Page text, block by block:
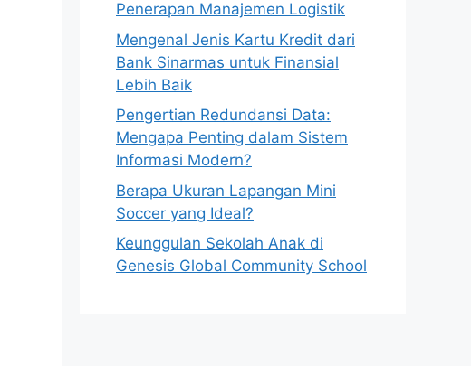
Penerapan Manajemen Logistik
Mengenal Jenis Kartu Kredit dari
Bank Sinarmas untuk Finansial
Lebih Baik
Pengertian Redundansi Data:
Mengapa Penting dalam Sistem
Informasi Modern?
Berapa Ukuran Lapangan Mini
Soccer yang Ideal?
Keunggulan Sekolah Anak di
Genesis Global Community School